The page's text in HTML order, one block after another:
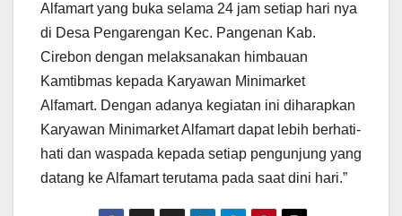
Alfamart yang buka selama 24 jam setiap hari nya
di Desa Pengarengan Kec. Pangenan Kab.
Cirebon dengan melaksanakan himbauan
Kamtibmas kepada Karyawan Minimarket
Alfamart. Dengan adanya kegiatan ini diharapkan
Karyawan Minimarket Alfamart dapat lebih berhati-
hati dan waspada kepada setiap pengunjung yang
datang ke Alfamart terutama pada saat dini hari.”